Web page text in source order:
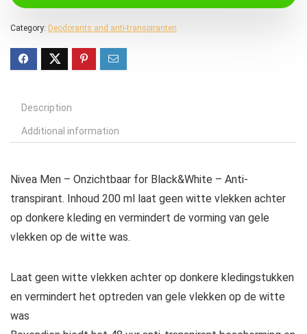
Category: Deodorants and anti-transpiranten
Description
Additional information
Nivea Men – Onzichtbaar for Black&White – Anti-
transpirant. Inhoud 200 ml laat geen witte vlekken achter
op donkere kleding en vermindert de vorming van gele
vlekken op de witte was.
Laat geen witte vlekken achter op donkere kledingstukken
en vermindert het optreden van gele vlekken op de witte
was